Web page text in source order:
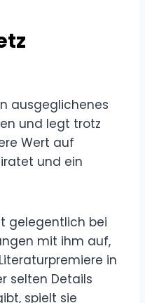
ausgeglichenes
und legt trotz
Wert auf
und ein
gelegentlich bei
mit ihm auf,
in
selten Details
spielt sie